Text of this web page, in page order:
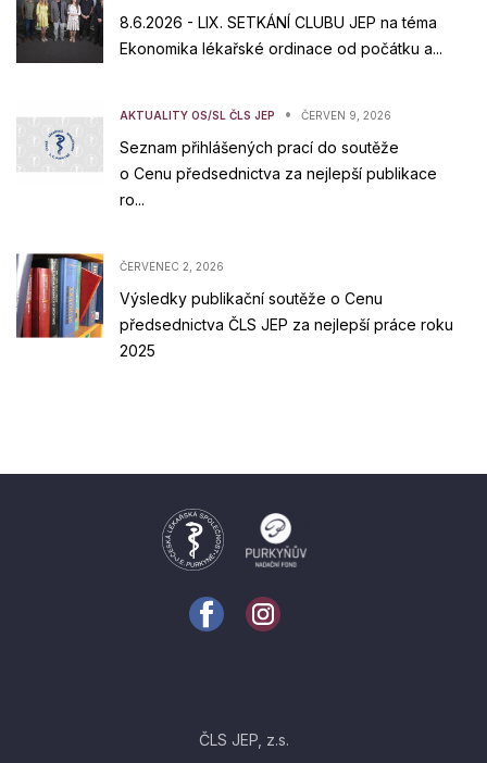
8.6.2026 - LIX. SETKÁNÍ CLUBU JEP na téma
Ekonomika lékařské ordinace od počátku a...
AKTUALITY OS/SL ČLS JEP • ČERVEN 9, 2026
Seznam přihlášených prací do soutěže
o Cenu předsednictva za nejlepší publikace
ro...
ČERVENEC 2, 2026
Výsledky publikační soutěže o Cenu
předsednictva ČLS JEP za nejlepší práce roku
2025
ČLS JEP, z.s.